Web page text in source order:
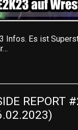
Infos. Es ist
REPORT